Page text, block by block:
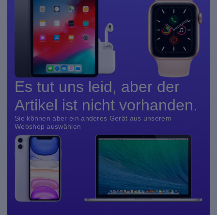
Es tut uns leid, aber der
Artikel ist nicht vorhanden.
Sie können aber ein anderes Gerät aus unserem
Webshop auswählen